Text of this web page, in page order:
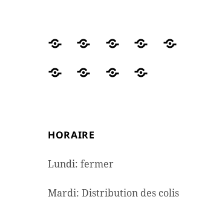
Distribution
colis
alimentaire
HISTORIQUE
Les
et
Magasin
seconde
MEDIATION
RéseauxORGANIGRAMME
NOUSContact
HORAIRE
Lundi: fermer
Mardi: Distribution des colis